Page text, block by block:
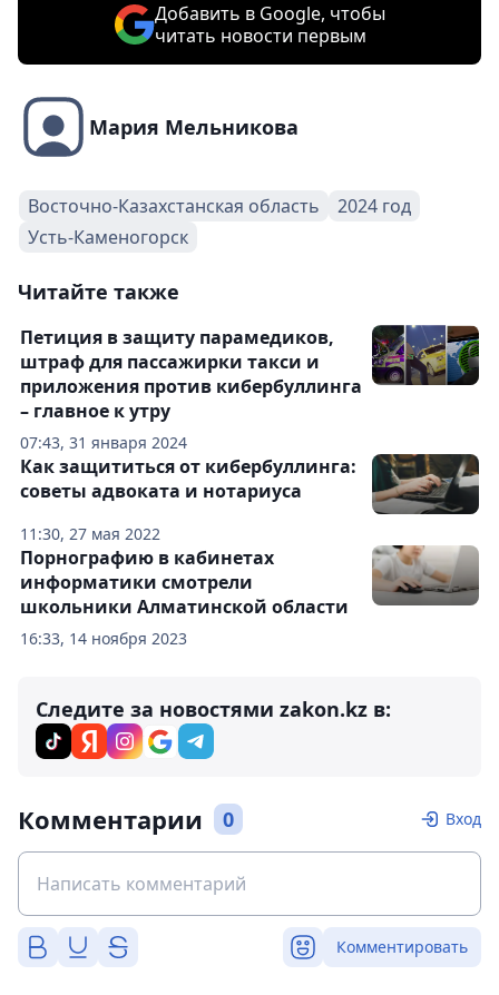
Добавить в Google, чтобы
читать новости первым
Мария Мельникова
Восточно-Казахстанская область
2024 год
Усть-Каменогорск
Читайте также
07:43, 31 января 2024
Петиция в защиту парамедиков,
штраф для пассажирки такси и
приложения против кибербуллинга
– главное к утру
11:30, 27 мая 2022
Как защититься от кибербуллинга:
советы адвоката и нотариуса
16:33, 14 ноября 2023
Порнографию в кабинетах
информатики смотрели
школьники Алматинской области
Следите за новостями zakon.kz в:
Комментарии 0 Вход
Комментировать